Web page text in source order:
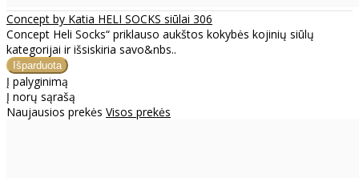
Concept by Katia HELI SOCKS siūlai 306
Concept Heli Socks“ priklauso aukštos kokybės kojinių siūlų
kategorijai ir išsiskiria savo&nbs..
Į palyginimą
Į norų sąrašą
Naujausios prekės Visos prekės